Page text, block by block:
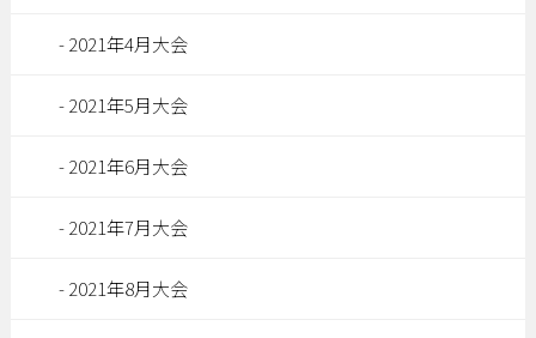
2021年4月大会
2021年5月大会
2021年6月大会
2021年7月大会
2021年8月大会